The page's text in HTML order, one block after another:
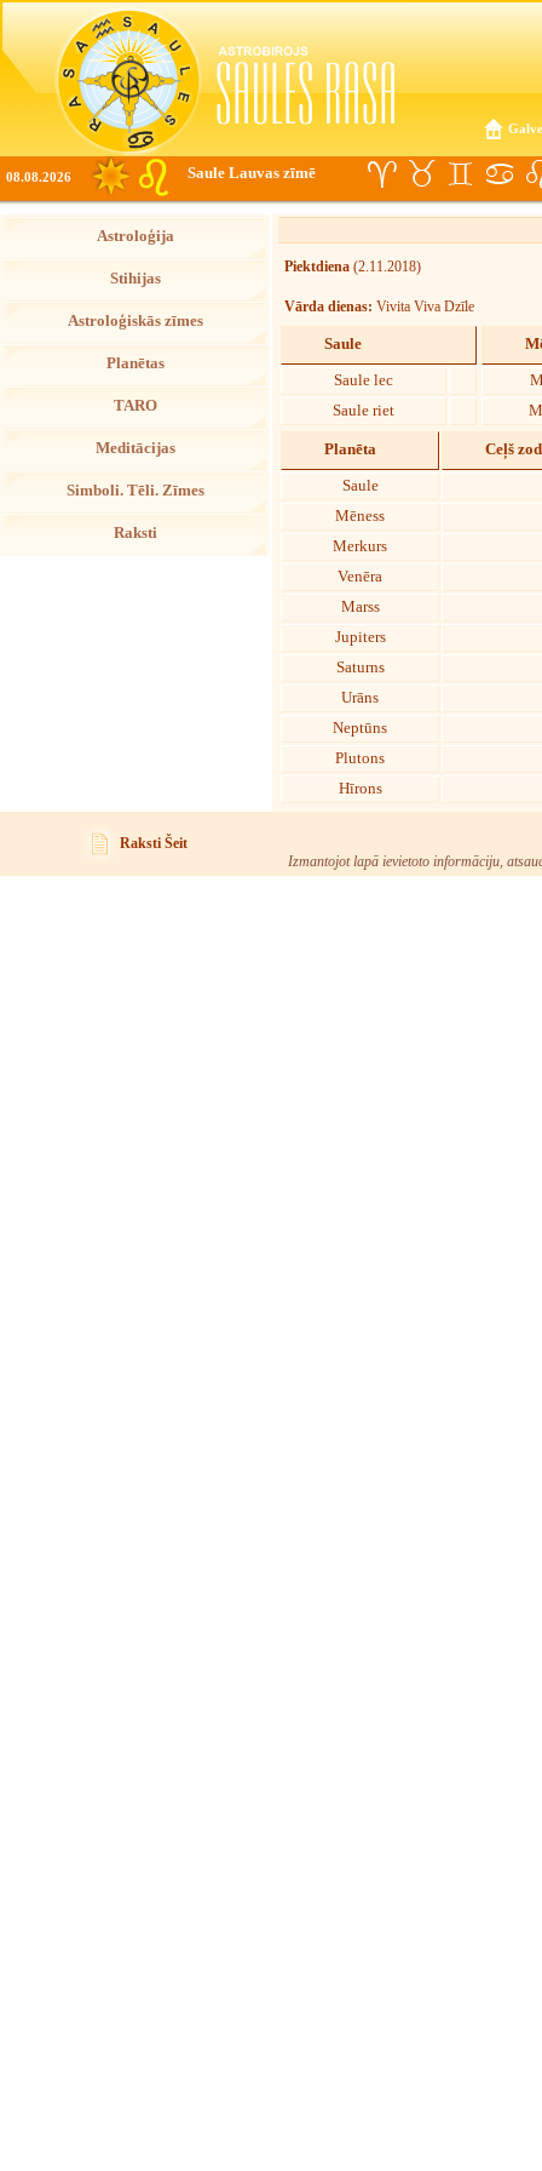
08.08.2026 Saule Lauvas zīmē
Astroloģija
Stihijas
Astroloģiskās zīmes
Planētas
TARO
Meditācijas
Simboli. Tēli. Zīmes
Raksti
Piektdiena (2.11.2018)
Vārda dienas: Vivita Viva Dzīle
Saule
Saule lec
Saule riet
Planēta Ceļš
Saule
Mēness
Merkurs
Venēra
Marss
Jupiters
Saturns
Urāns
Neptūns
Plutons
Hīrons
Raksti Šeit
Izmantojot lapā ievietoto informāciju,